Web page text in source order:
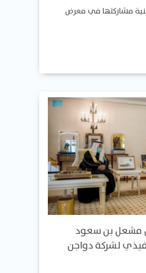
مشاركتها في معرض
مشعل بن سعود
لشركة دواجن